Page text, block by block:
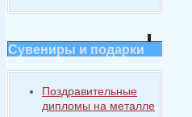
Сувениры и подарки
Поздравительные
дипломы на металле